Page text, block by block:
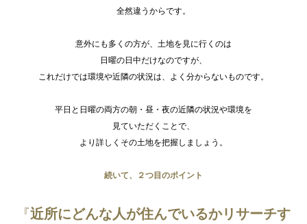
全然違うからです。
意外にも多くの方が、土地を見に行くのは
日曜の日中だけなのですが、
これだけでは環境や近隣の状況は、よく分からないものです。
平日と日曜の両方の朝・昼・夜の近隣の状況や環境を
見ていただくことで、
より詳しくその土地を把握しましょう。
続いて、２つ目のポイント
『近所にどんな人が住んでいるかリサーチす